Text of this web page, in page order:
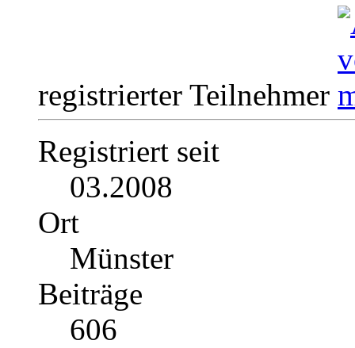
registrierter Teilnehmer
Registriert seit
03.2008
Ort
Münster
Beiträge
606